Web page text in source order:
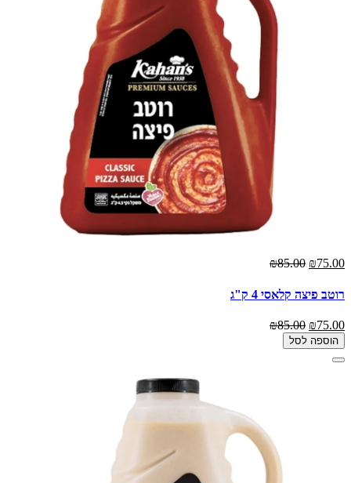
₪75.00
₪85.00
רוטב פיצה קלאסי 4 ק"ג
₪75.00
₪85.00
הוספה לסל